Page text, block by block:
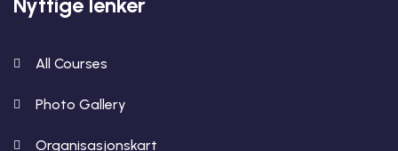
All Courses
Photo Gallery
Organisasjonskart